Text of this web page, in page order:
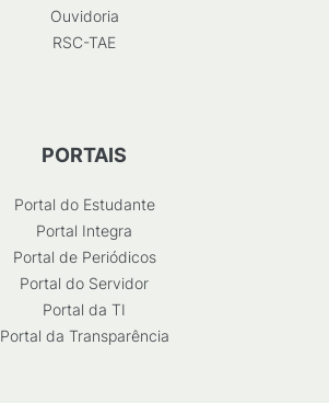
Ouvidoria
RSC-TAE
PORTAIS
Portal do Estudante
Portal Integra
Portal de Periódicos
Portal do Servidor
Portal da TI
Portal da Transparência